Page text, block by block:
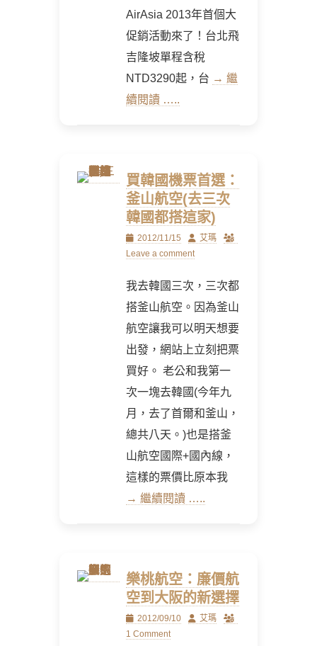
AirAsia 2013年首個大
促銷活動來了！台北飛
吉隆坡單程含稅
NTD3290起，台 → 繼
續閱讀 …..
買韓國機票首選：
釜山航空(去三次
韓國都搭這家)
Posted
on
2012/11/15 Author
艾瑪
Leave a comment
我去韓國三次，三次都
搭釜山航空。因為釜山
航空讓我可以明天想要
出發，網站上立刻把票
買好。 老公和我第一
次一塊去韓國(今年九
月，去了首爾和釜山，
總共八天。)也是搭釜
山航空國際+國內線，
這樣的票價比原本我
→ 繼續閱讀 …..
樂桃航空：廉價航
空到大阪的新選擇
Posted
on
2012/09/10 Author
艾瑪
1 Comment